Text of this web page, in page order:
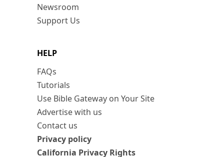
Newsroom
Support Us
HELP
FAQs
Tutorials
Use Bible Gateway on Your Site
Advertise with us
Contact us
Privacy policy
California Privacy Rights